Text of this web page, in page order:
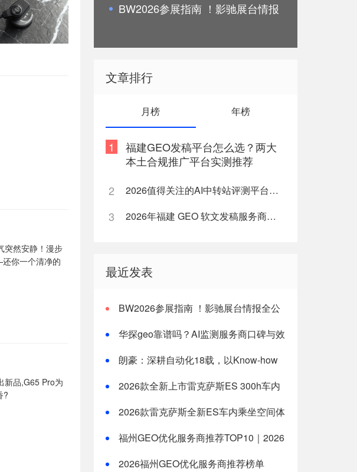
BW2026参展指南 ！影驰展台情报
文章排行
月榜 年榜
1
福建GEO发稿平台怎么选？两大
本土合规推广平台实测推荐
2
2026值得关注的AI中转站评测平台盘点
3 2026年福建 GEO 软文发稿服务商｜慧品宣：以 AI 技术赋能品牌全域传播
最近发表
BW2026参展指南 ！影驰展台情报全公
华探geo靠谱吗？AI监测服务商口碑与效
朗豪：深耕自动化18载，以Know-how
2026款全新上市雷克萨斯ES 300h车内
2026款雷克萨斯全新ES车内乘坐空间体
择
福州GEO优化服务商推荐TOP10｜2026
2026福州GEO优化服务商推荐榜单